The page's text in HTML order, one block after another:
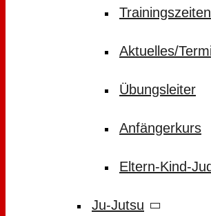
Trainingszeiten
Aktuelles/
Übungsleiter
Anfängerkurs
Eltern-Kind-
Ju-Jutsu